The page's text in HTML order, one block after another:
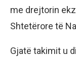
me drejtorin
Shtetërore të
Gjatë takimit u